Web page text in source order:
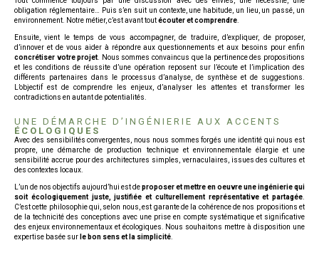
obligation réglementaire… Puis s’en suit un contexte, une habitude, un lieu, un passé, un
environnement. Notre métier, c’est avant toutécouter et comprendre
Ensuite, vient le temps de vous accompagner, de traduire, d’expliquer, de proposer,
d’innover et de vous aider à répondre aux questionnements et aux besoins pour enfin
concrétiser votre projet . Nous sommes convaincus que la pertinence des propositions
et les conditions de réussite d’une opération reposent sur l’écoute et l’implication des
différents partenaires dans le processus d’analyse, de synthèse et de suggestions.
L’objectif est de comprendre les enjeux, d’analyser les attentes et transformer les
contradictions en autant de potentialités.
UNE DÉMARCHE D’INGÉNIERIE AUX ACCENTS
ÉCOLOGIQUES
Avec des sensibilités convergentes, nous nous sommes forgés une identité qui nous est
propre, une démarche de production technique et environnementale élargie et une
sensibilité accrue pour des architectures simples, vernaculaires, issues des cultures et
des contextes locaux.
L’un de nos objectifs aujourd’hui est deproposer et mettre en oeuvre une ingénierie qui
soit écologiquement juste, justifiée et culturellement représentative et partagée
C’est cette philosophie qui, selon nous, est garante de la cohérence de nos propositions et
de la technicité des conceptions avec une prise en compte systématique et significative
des enjeux environnementaux et écologiques. Nous souhaitons mettre à disposition une
expertise basée sur le bon sens et la simplicité